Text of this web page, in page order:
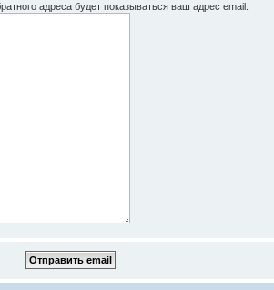
адреса будет показываться ваш адрес email.